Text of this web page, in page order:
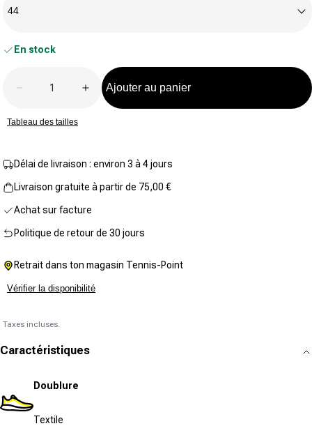
44
En stock
Diminuer la quantité pour Wave Exceed Court
Augmenter la quantité pour Wave
Ajouter au panier
Tableau des tailles
Délai de livraison : environ 3 à 4 jours
Livraison gratuite à partir de 75,00 €
Achat sur facture
Politique de retour de 30 jours
Retrait dans ton magasin Tennis-Point
Vérifier la disponibilité
Taxes incluses.
Caractéristiques
Doublure
Textile